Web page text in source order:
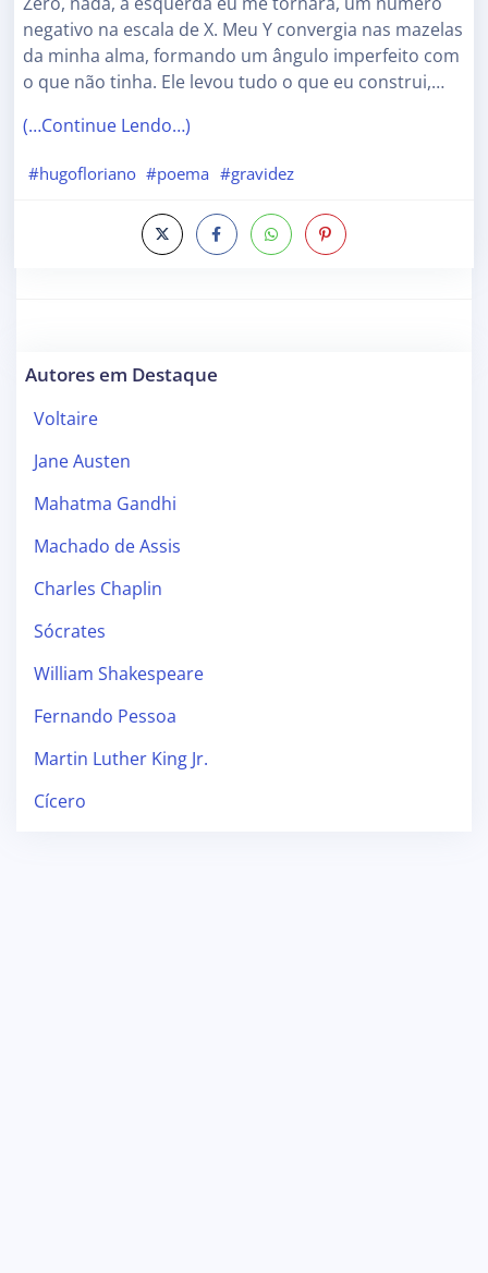
negativo na escala de X. Meu Y convergia nas mazelas
da minha alma, formando um ângulo imperfeito com
o que não tinha. Ele levou tudo o que eu construi,…
(…Continue Lendo…)
#hugofloriano #poema #gravidez
Autores em Destaque
Voltaire
Jane Austen
Mahatma Gandhi
Machado de Assis
Charles Chaplin
Sócrates
William Shakespeare
Fernando Pessoa
Martin Luther King Jr.
Cícero